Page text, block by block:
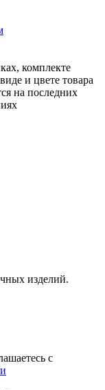
комплекте
и цвете товара
на последних
изделий.
с